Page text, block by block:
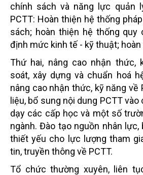
chính sách và năng lực quản
PCTT: Hoàn thiện hệ thống
sách; hoàn thiện hệ thống quy
định mức kinh tế - kỹ thuật;
Thứ hai, nâng cao nhận thức,
soát, xây dựng và chuẩn hoá
nâng cao nhận thức, kỹ năng về
liệu, bổ sung nội dung PCTT
dạy các cấp học và một số
ngành. Đào tạo nguồn nhân
thiết yếu cho lực lượng tham
tin, truyền thông về PCTT.
Tổ chức thường xuyên, liên